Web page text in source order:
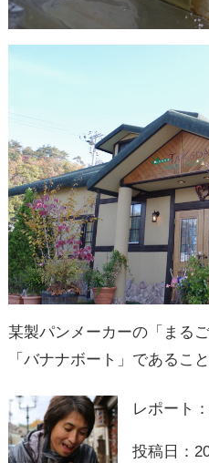
某製パンメーカーの「まる
「バナナボート」であるこ
レポート
投稿日：